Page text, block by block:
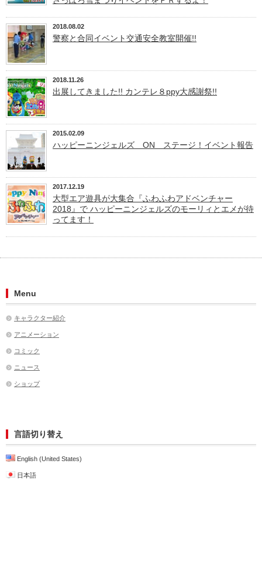
2018.08.02
警察と合同イベント交通安全教室開催!!
2018.11.26
出展してきました!! カンテレ８ppy大感謝祭!!
2015.02.09
ハッピーニンジェルズ ON ステージ！イベント報告
2017.12.19
大型エア遊具が大集合『ふわふわアドベンチャー
2018』で ハッピーニンジェルズのモーリィとエメが待
ってます！
Menu
キャラクター紹介
アニメーション
コミック
ニュース
ショップ
言語切り替え
English (United States)
日本語